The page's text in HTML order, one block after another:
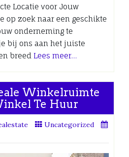
Locatie voor Jouw
op zoek naar een geschikte
onderneming te
bij ons aan het juiste
breed Lees meer…
Winkelruimte
Te Huur
Uncategorized